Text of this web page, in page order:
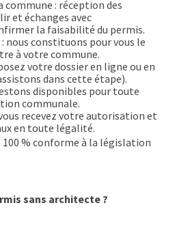
commune : réception des
et échanges avec
la faisabilité du permis.
nous constituons pour vous le
à votre commune.
votre dossier en ligne ou en
dans cette étape).
disponibles pour toute
communale.
recevez votre autorisation et
en toute légalité.
100 % conforme à la législation
sans architecte ?